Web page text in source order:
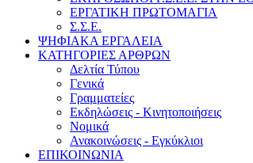
ΕΡΓΑΤΙΚΗ ΠΡΩΤΟΜΑΓΙΑ
Σ.Σ.Ε.
ΨΗΦΙΑΚΑ ΕΡΓΑΛΕΙΑ
ΚΑΤΗΓΟΡΙΕΣ ΑΡΘΡΩΝ
Δελτία Τύπου
Γενικά
Γραμματείες
Εκδηλώσεις - Κινητοποιήσεις
Νομικά
Ανακοινώσεις - Εγκύκλιοι
ΕΠΙΚΟΙΝΩΝΙΑ